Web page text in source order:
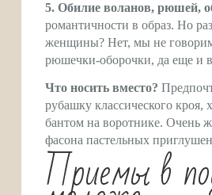
5. Обилие воланов, рюшей,
романтичности в образ. Но
женщины? Нет, мы не
рюшечки-оборочки, да еще и
Что носить вместо?
рубашку классического
бантом на воротнике. Очень
фасона пастельных
Приемы в